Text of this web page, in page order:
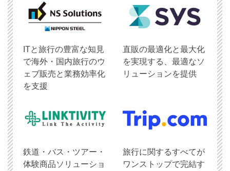
ITと旅行の豊富な知見
で海外・国内旅行のウ
ェブ販売と業務効率化
を支援
直販の最適化と最大化
を実現する、最適なソ
リューションを提供
鉄道・バス・ツアー・
体験商品ソリューショ
旅行に関するすべてが
ワンストップで完結す